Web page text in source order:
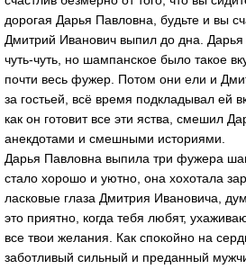
дорогая Дарья Павловна, будьте и вы
Дмитрий Иванович выпил до дна.
чуть-чуть, но шампанское было такое
почти весь фужер. Потом они ели и
за гостьей, всё время подкладывал ей
как он готовит все эти яства, смешил
анекдотами и смешными историями.
Дарья Павловна выпила три фужера
стало хорошо и уютно, она хохотала
ласковые глаза Дмитрия Ивановича,
это приятно, когда тебя любят,
все твои желания. Как спокойно на
заботливый сильный и преданный